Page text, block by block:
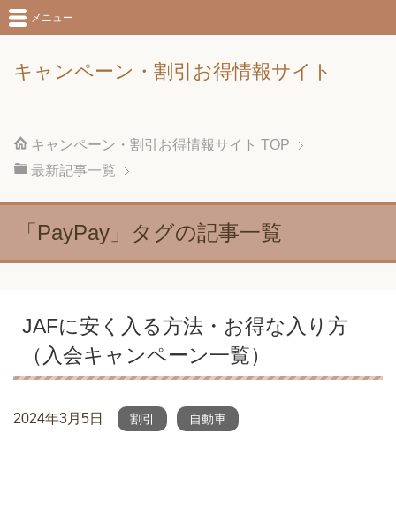
キャンペーン・割引お得情報サイト
メニュー
キャンペーン・割引お得情報サイト TOP
最新記事一覧
「PayPay」タグの記事一覧
JAFに安く入る方法・お得な入り方
（入会キャンペーン一覧）
2024年3月5日 割引 自動車